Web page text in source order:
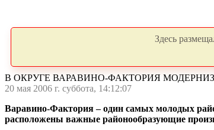
Здесь
В ОКРУГЕ ВАРАВИНО-ФАКТОРИЯ
20 мая 2006 г. суббота, 14:12:07
Варавино-Фактория – один самых молодых
расположены важные районообразующие